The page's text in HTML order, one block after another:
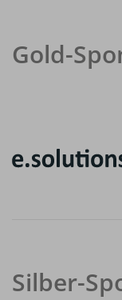
Gold-
Silber-